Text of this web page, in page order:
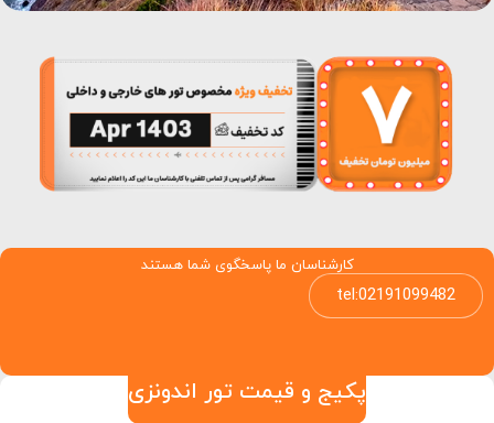
کارشناسان ما پاسخگوی شما هستند
tel:02191099482
پکیج و قیمت تور اندونزی